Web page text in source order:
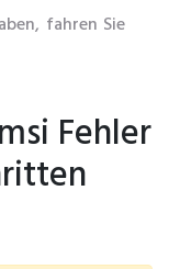
fahren Sie
Fehler